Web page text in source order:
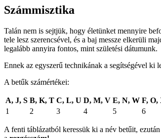
Számmisztika
Talán nem is sejtjük, hogy életünket mennyire
tele lesz szerencsével, és a baj messze elkerüli
legalább annyira fontos, mint születési dátumunk.
Ennek az egyszerű technikának a segítségével ki
A betűk számértékei:
A, J, S B, K, T C, L, U D, M, V E, N, W F, O,
1
2 3 4 5 6
A fenti táblázatból keressük ki a név betűit,